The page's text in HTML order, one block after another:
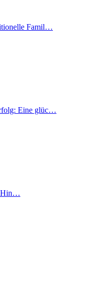
Famil…
Eine glüc…
Hin…